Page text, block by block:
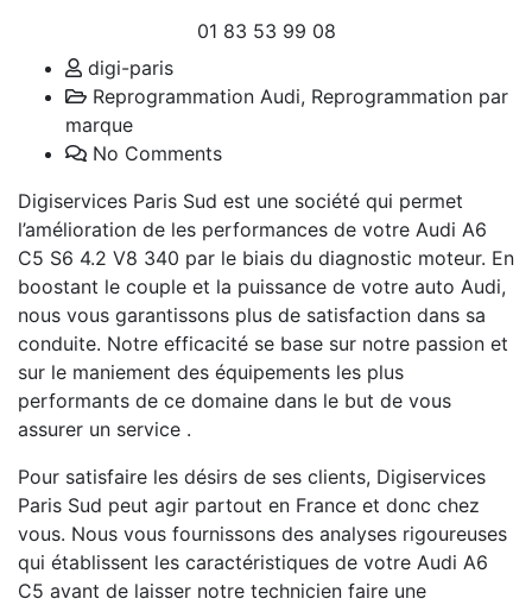
01 83 53 99 08
digi-paris
Reprogrammation Audi, Reprogrammation par
marque
No Comments
Digiservices Paris Sud est une société qui permet
l’amélioration de les performances de votre Audi A6
C5 S6 4.2 V8 340 par le biais du diagnostic moteur. En
boostant le couple et la puissance de votre auto Audi,
nous vous garantissons plus de satisfaction dans sa
conduite. Notre efficacité se base sur notre passion et
sur le maniement des équipements les plus
performants de ce domaine dans le but de vous
assurer un service .
Pour satisfaire les désirs de ses clients, Digiservices
Paris Sud peut agir partout en France et donc chez
vous. Nous vous fournissons des analyses rigoureuses
qui établissent les caractéristiques de votre Audi A6
C5 avant de laisser notre technicien faire une